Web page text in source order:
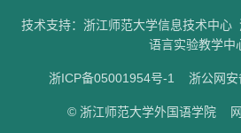
技术支持： 浙江师范大学信息技术中心
语言实验教学中
浙ICP备05001954号-1 浙公网
© 浙江师范大学外国语学院